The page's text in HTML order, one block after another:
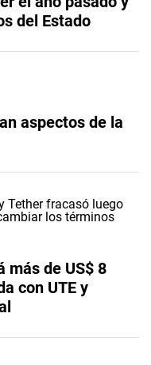
del Estado
aspectos de la
más de US$ 8
con UTE y